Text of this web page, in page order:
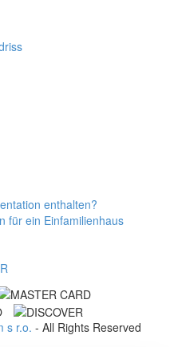
enthalten?
für ein Einfamilienhaus
s r.o. - All Rights Reserved